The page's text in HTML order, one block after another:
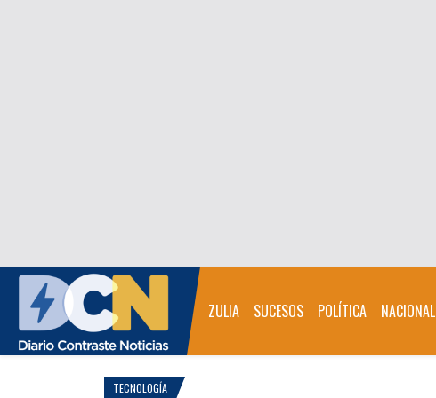
ZULIA SUCESOS POLÍTICA NACIONAL
TECNOLOGÍA